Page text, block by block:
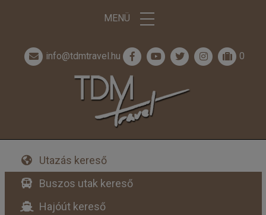
MENÜ
info@tdmtravel.hu 0
Utazás kereső
Buszos utak kereső
Hajóút kereső